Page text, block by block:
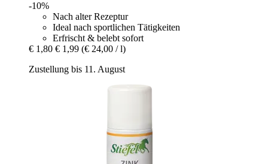
-10%
Nach alter Rezeptur
Ideal nach sportlichen Tätigkeiten
Erfrischt & belebt sofort
€ 1,80 € 1,99 (€ 24,00 / l)
Zustellung bis 11. August